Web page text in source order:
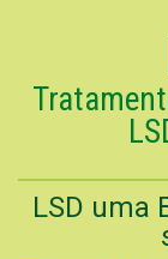
LSD uma